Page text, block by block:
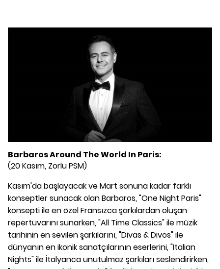
Barbaros Around The World In Paris:
(20 Kasım, Zorlu PSM)
Kasım'da başlayacak ve Mart sonuna kadar farklı
konseptler sunacak olan Barbaros, "One Night Paris"
konsepti ile en özel Fransızca şarkılardan oluşan
repertuvarını sunarken, "All Time Classics" ile müzik
tarihinin en sevilen şarkılarını, "Divas & Divos" ile
dünyanın en ikonik sanatçılarının eserlerini, "Italian
Nights" ile İtalyanca unutulmaz şarkıları seslendirirken,